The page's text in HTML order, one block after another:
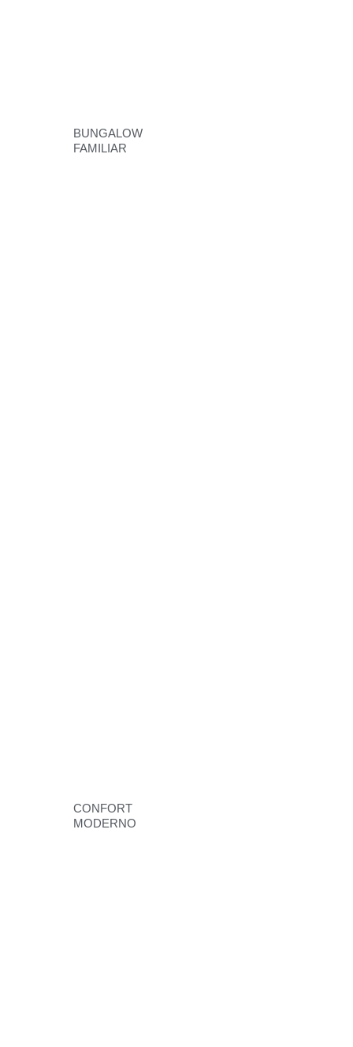
BUNGALOW
FAMILIAR
CONFORT
MODERNO